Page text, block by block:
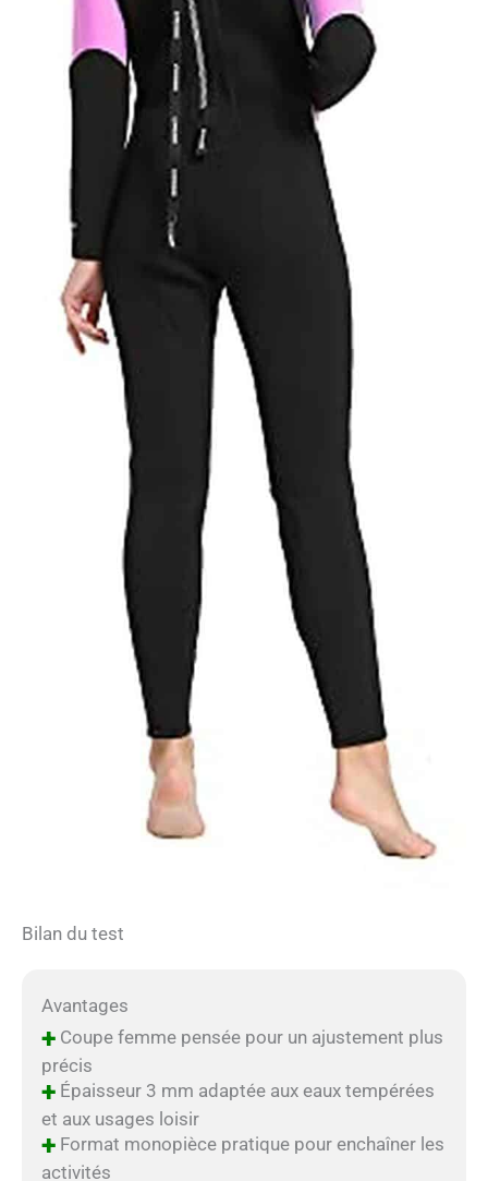
Bilan du test
Avantages
+Coupe femme pensée pour un ajustement plus
précis
+Épaisseur 3 mm adaptée aux eaux tempérées
et aux usages loisir
+Format monopièce pratique pour enchaîner les
activités